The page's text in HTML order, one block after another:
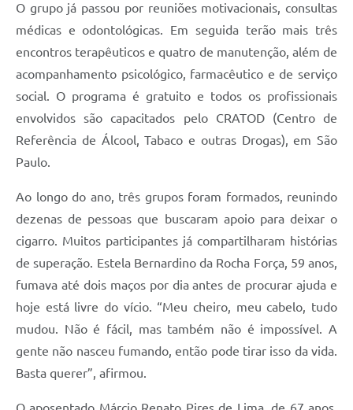
Legislação
Links
Jornal
Contato
Plano Municipal de Segurança Pública
Plano de Contratações Anuais
O grupo já passou por reuniões motivacionais, consultas
médicas e odontológicas. Em seguida terão mais três
encontros terapêuticos e quatro de manutenção, além de
acompanhamento psicológico, farmacêutico e de serviço
social. O programa é gratuito e todos os profissionais
envolvidos são capacitados pelo CRATOD (Centro de
Referência de Álcool, Tabaco e outras Drogas), em São
Paulo.
Ao longo do ano, três grupos foram formados, reunindo
dezenas de pessoas que buscaram apoio para deixar o
cigarro. Muitos participantes já compartilharam histórias
de superação. Estela Bernardino da Rocha Força, 59 anos,
fumava até dois maços por dia antes de procurar ajuda e
hoje está livre do vício. “Meu cheiro, meu cabelo, tudo
mudou. Não é fácil, mas também não é impossível. A
gente não nasceu fumando, então pode tirar isso da vida.
Basta querer”, afirmou.